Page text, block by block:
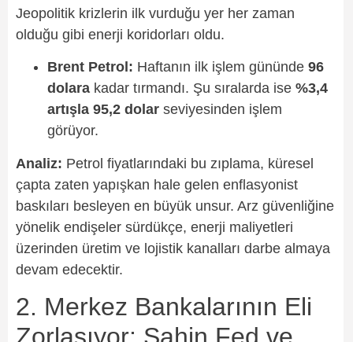
Jeopolitik krizlerin ilk vurduğu yer her zaman
olduğu gibi enerji koridorları oldu.
Brent Petrol: Haftanın ilk işlem gününde 96
dolara kadar tırmandı. Şu sıralarda ise %3,4
artışla 95,2 dolar seviyesinden işlem
görüyor.
Analiz: Petrol fiyatlarındaki bu zıplama, küresel
çapta zaten yapışkan hale gelen enflasyonist
baskıları besleyen en büyük unsur. Arz güvenliğine
yönelik endişeler sürdükçe, enerji maliyetleri
üzerinden üretim ve lojistik kanalları darbe almaya
devam edecektir.
2. Merkez Bankalarının Eli